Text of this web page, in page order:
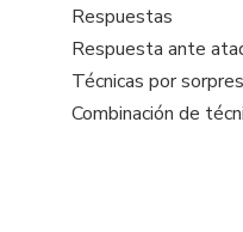
Respuestas
Respuesta ante
Técnicas por
Combinación de